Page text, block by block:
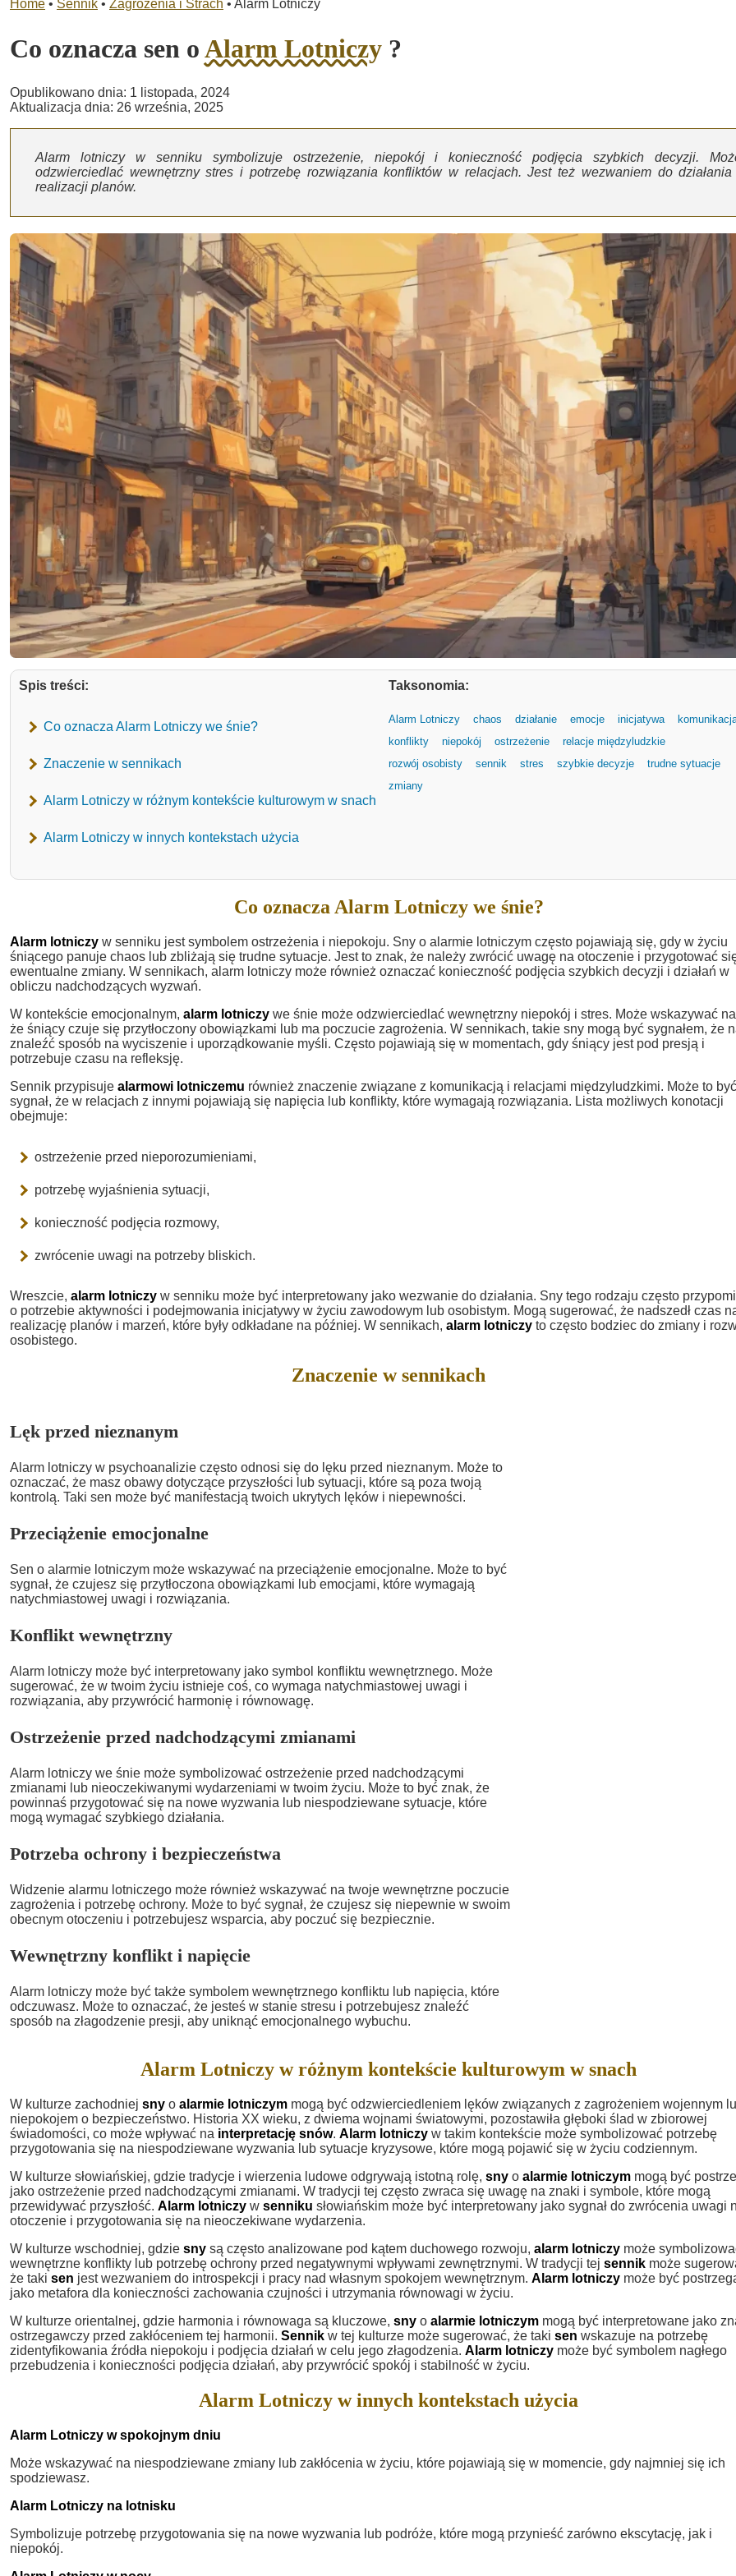
Home • Sennik • Zagrożenia i Strach • Alarm Lotniczy
Co oznacza sen oAlarm Lotniczy ?
Opublikowano dnia: 1 listopada, 2024
Aktualizacja dnia: 26 września, 2025
Alarm lotniczy w senniku symbolizuje ostrzeżenie, niepokój i konieczność podjęcia szybkich decyzji.
odzwierciedlać wewnętrzny stres i potrzebę rozwiązania konfliktów w relacjach. Jest też wezwaniem do
realizacji planów.
Spis treści:
Co oznacza Alarm Lotniczy we śnie?
Znaczenie w sennikach
Alarm Lotniczy w różnym kontekście kulturowym w snach
Alarm Lotniczy w innych kontekstach użycia
Taksonomia:
Alarm Lotniczy chaos działanie emocje inicjatywa
konflikty
niepokój ostrzeżenie
relacje międzyludzkie
rozwój osobisty
sennik stres szybkie decyzje
trudne sytuacje
zmiany
Co oznacza Alarm Lotniczy we śnie?
Alarm lotniczy w senniku jest symbolem ostrzeżenia i niepokoju. Sny o alarmie lotniczym często pojawiają się, gdy w życiu
śniącego panuje chaos lub zbliżają się trudne sytuacje. Jest to znak, że należy zwrócić uwagę na otoczenie i przygotować
ewentualne zmiany. W sennikach, alarm lotniczy może również oznaczać konieczność podjęcia szybkich decyzji i działań w
obliczu nadchodzących wyzwań.
W kontekście emocjonalnym, alarm lotniczy we śnie może odzwierciedlać wewnętrzny niepokój i stres. Może wskazywać
że śniący czuje się przytłoczony obowiązkami lub ma poczucie zagrożenia. W sennikach, takie sny mogą być sygnałem, że
znaleźć sposób na wyciszenie i uporządkowanie myśli. Często pojawiają się w momentach, gdy śniący jest pod presją i
potrzebuje czasu na refleksję.
Sennik przypisuje alarmowi lotniczemu również znaczenie związane z komunikacją i relacjami międzyludzkimi. Może to być
sygnał, że w relacjach z innymi pojawiają się napięcia lub konflikty, które wymagają rozwiązania. Lista możliwych konotacji
obejmuje:
ostrzeżenie przed nieporozumieniami,
potrzebę wyjaśnienia sytuacji,
konieczność podjęcia rozmowy,
zwrócenie uwagi na potrzeby bliskich.
Wreszcie, alarm lotniczy w senniku może być interpretowany jako wezwanie do działania. Sny tego rodzaju często
o potrzebie aktywności i podejmowania inicjatywy w życiu zawodowym lub osobistym. Mogą sugerować, że nadszedł czas
realizację planów i marzeń, które były odkładane na później. W sennikach, alarm lotniczy to często bodziec do zmiany i
osobistego.
Znaczenie w sennikach
Lęk przed nieznanym
Alarm lotniczy w psychoanalizie często odnosi się do lęku przed nieznanym. Może to
oznaczać, że masz obawy dotyczące przyszłości lub sytuacji, które są poza twoją
kontrolą. Taki sen może być manifestacją twoich ukrytych lęków i niepewności.
Przeciążenie emocjonalne
Sen o alarmie lotniczym może wskazywać na przeciążenie emocjonalne. Może to być
sygnał, że czujesz się przytłoczona obowiązkami lub emocjami, które wymagają
natychmiastowej uwagi i rozwiązania.
Konflikt wewnętrzny
Alarm lotniczy może być interpretowany jako symbol konfliktu wewnętrznego. Może
sugerować, że w twoim życiu istnieje coś, co wymaga natychmiastowej uwagi i
rozwiązania, aby przywrócić harmonię i równowagę.
Ostrzeżenie przed nadchodzącymi zmianami
Alarm lotniczy we śnie może symbolizować ostrzeżenie przed nadchodzącymi
zmianami lub nieoczekiwanymi wydarzeniami w twoim życiu. Może to być znak, że
powinnaś przygotować się na nowe wyzwania lub niespodziewane sytuacje, które
mogą wymagać szybkiego działania.
Potrzeba ochrony i bezpieczeństwa
Widzenie alarmu lotniczego może również wskazywać na twoje wewnętrzne poczucie
zagrożenia i potrzebę ochrony. Może to być sygnał, że czujesz się niepewnie w swoim
obecnym otoczeniu i potrzebujesz wsparcia, aby poczuć się bezpiecznie.
Wewnętrzny konflikt i napięcie
Alarm lotniczy może być także symbolem wewnętrznego konfliktu lub napięcia, które
odczuwasz. Może to oznaczać, że jesteś w stanie stresu i potrzebujesz znaleźć
sposób na złagodzenie presji, aby uniknąć emocjonalnego wybuchu.
Alarm Lotniczy w różnym kontekście kulturowym w snach
W kulturze zachodniej sny o alarmie lotniczym mogą być odzwierciedleniem lęków związanych z zagrożeniem wojennym
niepokojem o bezpieczeństwo. Historia XX wieku, z dwiema wojnami światowymi, pozostawiła głęboki ślad w zbiorowej
świadomości, co może wpływać na interpretację snów. Alarm lotniczy w takim kontekście może symbolizować potrzebę
przygotowania się na niespodziewane wyzwania lub sytuacje kryzysowe, które mogą pojawić się w życiu codziennym.
W kulturze słowiańskiej, gdzie tradycje i wierzenia ludowe odgrywają istotną rolę, sny o alarmie lotniczym mogą być
jako ostrzeżenie przed nadchodzącymi zmianami. W tradycji tej często zwraca się uwagę na znaki i symbole, które mogą
przewidywać przyszłość. Alarm lotniczy w senniku słowiańskim może być interpretowany jako sygnał do zwrócenia uwagi
otoczenie i przygotowania się na nieoczekiwane wydarzenia.
W kulturze wschodniej, gdzie sny są często analizowane pod kątem duchowego rozwoju, alarm lotniczy może
wewnętrzne konflikty lub potrzebę ochrony przed negatywnymi wpływami zewnętrznymi. W tradycji tej sennik może
że taki sen jest wezwaniem do introspekcji i pracy nad własnym spokojem wewnętrznym. Alarm lotniczy może być
jako metafora dla konieczności zachowania czujności i utrzymania równowagi w życiu.
W kulturze orientalnej, gdzie harmonia i równowaga są kluczowe, sny o alarmie lotniczym mogą być interpretowane jako
ostrzegawczy przed zakłóceniem tej harmonii. Sennik w tej kulturze może sugerować, że taki sen wskazuje na potrzebę
zidentyfikowania źródła niepokoju i podjęcia działań w celu jego złagodzenia. Alarm lotniczy może być symbolem nagłego
przebudzenia i konieczności podjęcia działań, aby przywrócić spokój i stabilność w życiu.
Alarm Lotniczy w innych kontekstach użycia
Alarm Lotniczy w spokojnym dniu
Może wskazywać na niespodziewane zmiany lub zakłócenia w życiu, które pojawiają się w momencie, gdy najmniej się ich
spodziewasz.
Alarm Lotniczy na lotnisku
Symbolizuje potrzebę przygotowania się na nowe wyzwania lub podróże, które mogą przynieść zarówno ekscytację, jak i
niepokój.